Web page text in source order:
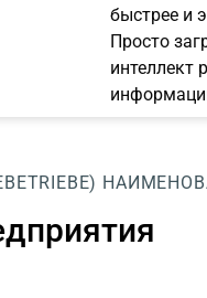
быстрее и
Просто
интеллект